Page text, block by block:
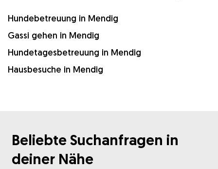
Hundebetreuung in Mendig
Gassi gehen in Mendig
Hundetagesbetreuung in Mendig
Hausbesuche in Mendig
Beliebte Suchanfragen in
deiner Nähe